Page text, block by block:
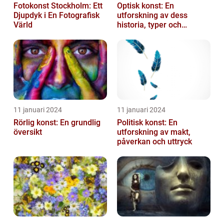
Fotokonst Stockholm: Ett
Djupdyk i En Fotografisk
Värld
Optisk konst: En
utforskning av dess
historia, typer och
11 januari 2024
Rörlig konst: En grundlig
översikt
11 januari 2024
Politisk konst: En
utforskning av makt,
påverkan och uttryck